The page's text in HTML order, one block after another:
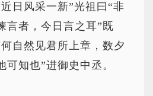
日风采一新”光祖曰“非
言者，今日言之耳”既
自然见君所上章，数夕
知也”进御史中丞。